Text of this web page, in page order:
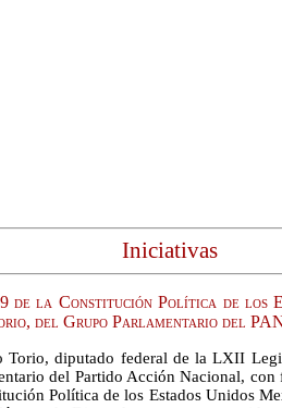
Iniciativas
de la Constitución Política de los
del Grupo Parlamentario del
Torio, diputado federal de la LXII
del Partido Acción Nacional,
Política de los Estados Unidos